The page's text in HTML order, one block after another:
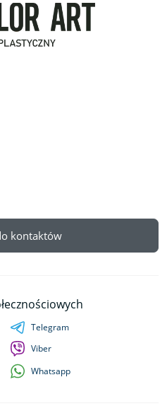
kontaktów
Telegram
Viber
Whatsapp